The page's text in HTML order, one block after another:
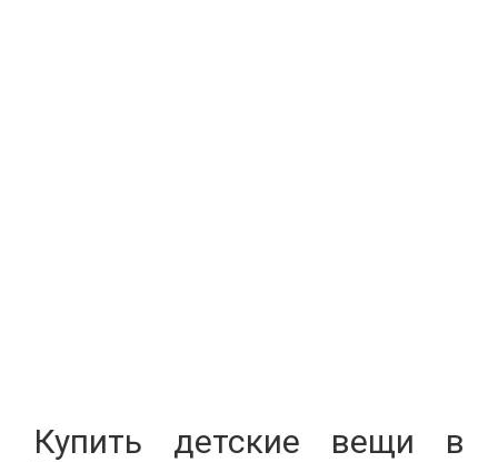
Купить детские вещи в